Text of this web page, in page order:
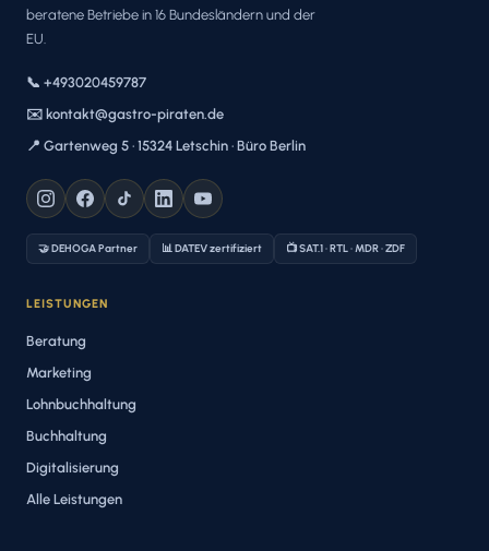
beratene Betriebe in 16 Bundesländern und der
EU.
📞 +493020459787
✉️ kontakt@gastro-piraten.de
📍 Gartenweg 5 · 15324 Letschin · Büro Berlin
🤝 DEHOGA Partner 📊 DATEV zertifiziert 📺 SAT.1 · RTL · MDR · ZDF
LEISTUNGEN
Beratung
Marketing
Lohnbuchhaltung
Buchhaltung
Digitalisierung
Alle Leistungen